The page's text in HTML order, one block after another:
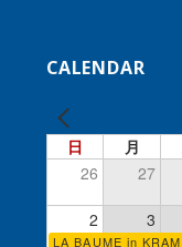
CALENDAR
日 月
26
27
2 3
LA BAUME in KRAM